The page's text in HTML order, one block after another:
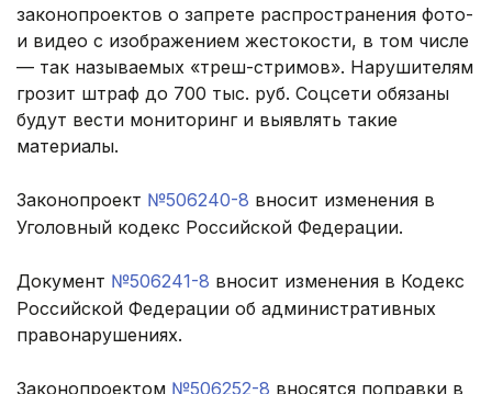
законопроектов о запрете распространения фото-
и видео с изображением жестокости, в том числе
— так называемых «треш-стримов». Нарушителям
грозит штраф до 700 тыс. руб. Соцсети обязаны
будут вести мониторинг и выявлять такие
материалы.
Законопроект №506240-8 вносит изменения в
Уголовный кодекс Российской Федерации.
Документ №506241-8 вносит изменения в Кодекс
Российской Федерации об административных
правонарушениях.
Законопроектом №506252-8 вносятся поправки в